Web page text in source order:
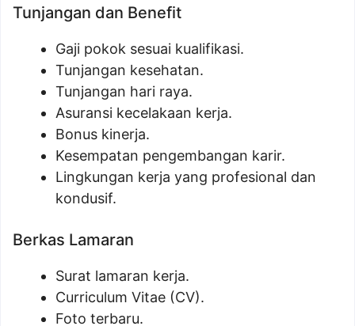
Tunjangan dan Benefit
Gaji pokok sesuai kualifikasi.
Tunjangan kesehatan.
Tunjangan hari raya.
Asuransi kecelakaan kerja.
Bonus kinerja.
Kesempatan pengembangan karir.
Lingkungan kerja yang profesional dan
kondusif.
Berkas Lamaran
Surat lamaran kerja.
Curriculum Vitae (CV).
Foto terbaru.